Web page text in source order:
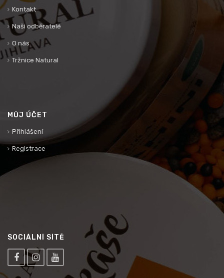
Kontakt
Naši odběratelé
O nás
Tržnice Natural
MŮJ ÚČET
Přihlášení
Registrace
SOCIÁLNÍ SÍTĚ